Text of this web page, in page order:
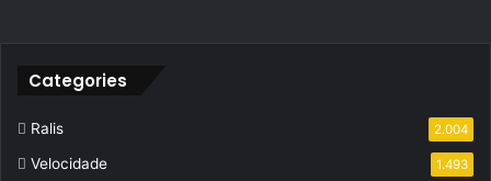
Categories
Ralis 2.004
Velocidade 1.493